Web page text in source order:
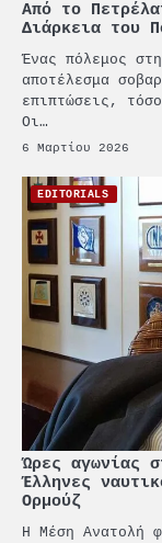
Από το
Διάρκεια του
Ένας πόλεμος
αποτέλεσμα
επιπτώσεις,
Οι…
6 Μαρτίου 2026
EDITORIALS
Ώρες αγωνίας
Έλληνες
Ορμούζ
Η Μέση Ανατολή